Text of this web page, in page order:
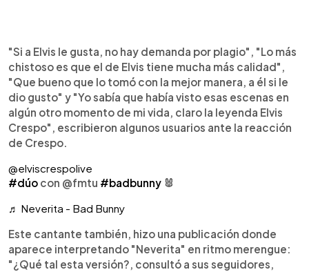
"Si a Elvis le gusta, no hay demanda por plagio", "Lo más
chistoso es que el de Elvis tiene mucha más calidad",
"Que bueno que lo tomó con la mejor manera, a él si le
dio gusto" y "Yo sabía que había visto esas escenas en
algún otro momento de mi vida, claro la leyenda Elvis
Crespo", escribieron algunos usuarios ante la reacción
de Crespo.
@elviscrespolive
#dúo con @fmtu #badbunny 🐰
♬ Neverita - Bad Bunny
Este cantante también, hizo una publicación donde
aparece interpretando "Neverita" en ritmo merengue:
"¿Qué tal esta versión?, consultó a sus seguidores,